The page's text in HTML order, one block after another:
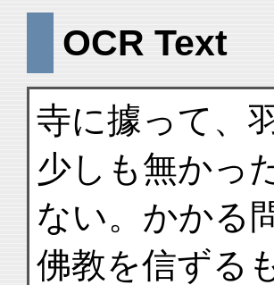
OCR Text
寺に據って、
少しも無かっ
ない。かかる
佛教を信ずる